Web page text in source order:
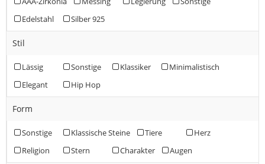
Edelstahl
Silber 925
Stil
Lässig Sonstige Klassiker
Minimalistisch
Elegant
Hip Hop
Form
Sonstige Klassische Steine Tiere
Herz
Religion
Stern Charakter Augen